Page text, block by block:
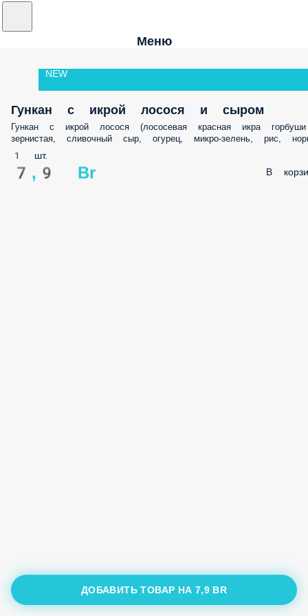
Меню
NEW
Гункан с икрой лосося и сыром
Гункан с икрой лосося (лососевая красная икра горбуши
зернистая, сливочный сыр, огурец, микро-зелень, рис,
1 шт.
7,9 Br В
ДОБАВИТЬ ТОВАР НА 7,9 BR